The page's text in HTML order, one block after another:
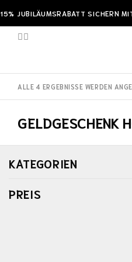
15% JUBILÄUMSRABATT SICHERN
ALLE 4 ERGEBNISSE WERDEN
GELDGESCHENK
KATEGORIEN
PREIS